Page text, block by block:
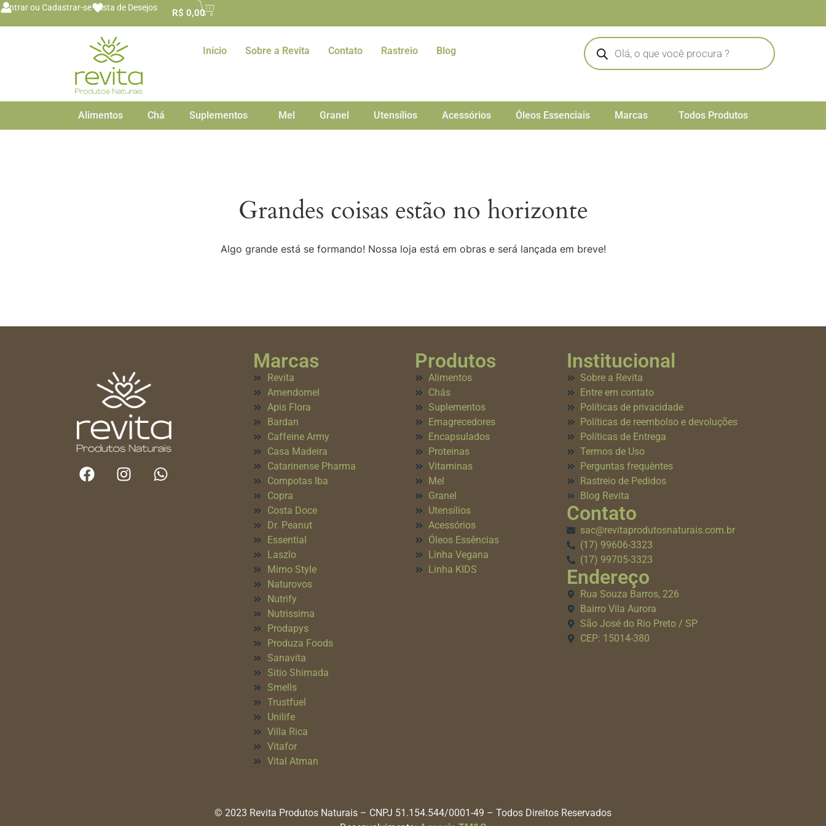
conteúdo
Entrar ou Cadastrar-se Lista de Desejos R$ 0,00
Início Sobre a Revita Contato Rastreio Blog
Alimentos Chá Suplementos Mel Granel Utensílios Acessórios Óleos Essenciais Marcas Todos Produtos
Grandes coisas estão no horizonte
Algo grande está se formando! Nossa loja está em obras e será lançada em breve!
Marcas
Revita
Amendomel
Apis Flora
Bardan
Caffeine Army
Casa Madeira
Catarinense Pharma
Compotas Iba
Copra
Costa Doce
Dr. Peanut
Essential
Laszlo
Mimo Style
Naturovos
Nutrify
Nutrissima
Prodapys
Produza Foods
Sanavita
Sitio Shimada
Smells
Trustfuel
Unilife
Villa Rica
Vitafor
Vital Atman
Produtos
Alimentos
Chás
Suplementos
Emagrecedores
Encapsulados
Proteinas
Vitaminas
Mel
Granel
Utensílios
Acessórios
Óleos Essências
Linha Vegana
Linha KIDS
Institucional
Sobre a Revita
Entre em contato
Políticas de privacidade
Políticas de reembolso e devoluções
Políticas de Entrega
Termos de Uso
Perguntas frequêntes
Rastreio de Pedidos
Blog Revita
Contato
sac@revitaprodutosnaturais.com.br
(17) 99606-3323
(17) 99705-3323
Endereço
Rua Souza Barros, 226
Bairro Vila Aurora
São José do Rio Preto / SP
CEP: 15014-380
© 2023 Revita Produtos Naturais – CNPJ 51.154.544/0001-49 – Todos Direitos Reservados